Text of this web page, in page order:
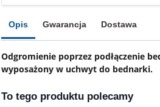
Opis Gwarancja Dostawa
Odgromienie poprzez podłączenie
wyposażony w uchwyt do bednarki.
To tego produktu polecamy